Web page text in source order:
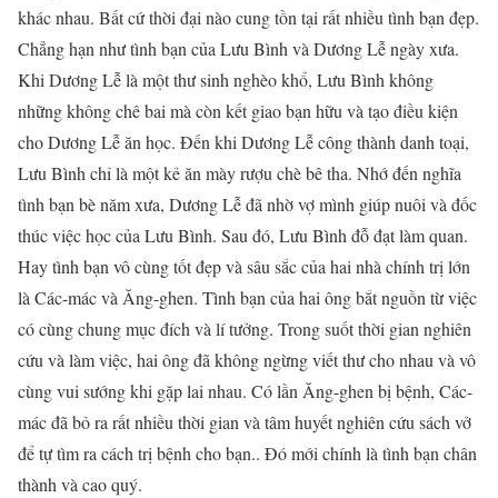
khác nhau. Bất cứ thời đại nào cung tồn tại rất nhiều tình bạn đẹp.
Chẳng hạn như tình bạn của Lưu Bình và Dương Lễ ngày xưa.
Khi Dương Lễ là một thư sinh nghèo khổ, Lưu Bình không
những không chê bai mà còn kết giao bạn hữu và tạo điều kiện
cho Dương Lễ ăn học. Đến khi Dương Lễ công thành danh toại,
Lưu Bình chỉ là một kẻ ăn mày rượu chè bê tha. Nhớ đến nghĩa
tình bạn bè năm xưa, Dương Lễ đã nhờ vợ mình giúp nuôi và đốc
thúc việc học của Lưu Bình. Sau đó, Lưu Bình đỗ đạt làm quan.
Hay tình bạn vô cùng tốt đẹp và sâu sắc của hai nhà chính trị lớn
là Các-mác và Ăng-ghen. Tình bạn của hai ông bắt nguồn từ việc
có cùng chung mục đích và lí tưởng. Trong suốt thời gian nghiên
cứu và làm việc, hai ông đã không ngừng viết thư cho nhau và vô
cùng vui sướng khi gặp lai nhau. Có lần Ăng-ghen bị bệnh, Các-
mác đã bỏ ra rất nhiều thời gian và tâm huyết nghiên cứu sách vở
để tự tìm ra cách trị bệnh cho bạn.. Đó mới chính là tình bạn chân
thành và cao quý.